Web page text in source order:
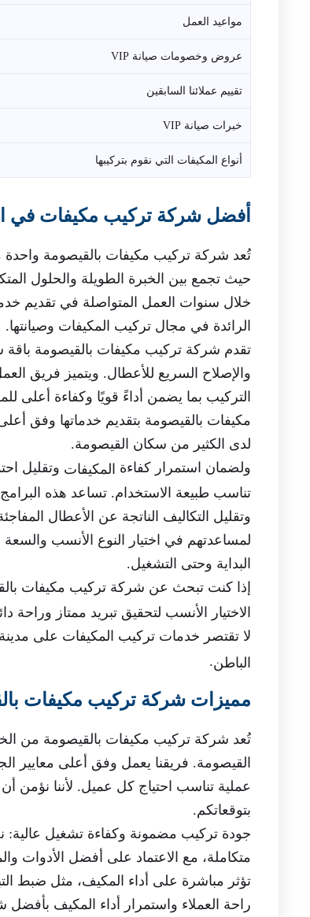
مواعيد العمل
عروض وخصومات صيانة VIP
تقييم عملائنا السابقين
خبرات صيانة VIP
أنواع المكيفات التي نقوم بتركيبها
أفضل شركة تركيب مكيفات في
تُعد شركة تركيب مكيفات بالقيصومة
حيث تجمع بين الخبرة الطويلة والحلول
خلال سنوات العمل المتواصلة في تقديم
الرائدة في مجال تركيب المكيفات وصيانتها.
تقدم شركة تركيب مكيفات بالقيصومة باقة
والإصلاح السريع للأعطال. ويتميز فريق
التركيب بما يضمن أداءً قويًا وكفاءة
مكيفات بالقيصومة بتقديم خدماتها وفق
لدى الكثير من سكان القيصومة.
ولضمان استمرار كفاءة المكيفات وتقليل
تناسب طبيعة الاستخدام. تساعد هذه
وتقليل التكاليف الناتجة عن الأعطال
لمساعدتهم في اختيار النوع الأنسب
البداية وحتى التشغيل.
إذا كنت تبحث عن شركة تركيب مكيفات
الاختيار الأنسب لتحقيق تبريد ممتاز وراحة
لا تقتصر خدمات تركيب المكيفات على مدينة
الباطن.
مميزات شركة تركيب مكيفات
تُعد شركة تركيب مكيفات بالقيصومة من
القيصومة. فريقنا يعمل وفق أعلى معايير
عملية تناسب احتياج كل عميل. لأننا نؤمن
بتوقعاتكم.
جودة تركيب مضمونة وكفاءة تشغيل
متكاملة، مع الاعتماد على أفضل الأدوات
تؤثر مباشرة على أداء المكيف، مثل ضبط
راحة العملاء واستمرار أداء المكيف